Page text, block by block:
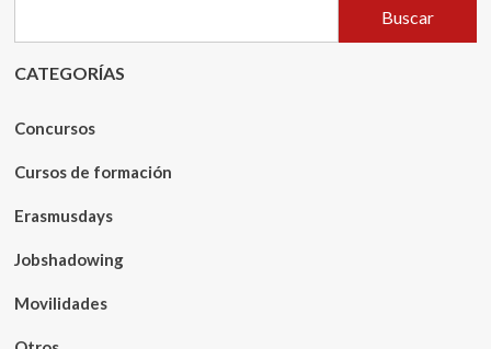
Buscar
CATEGORÍAS
Concursos
Cursos de formación
Erasmusdays
Jobshadowing
Movilidades